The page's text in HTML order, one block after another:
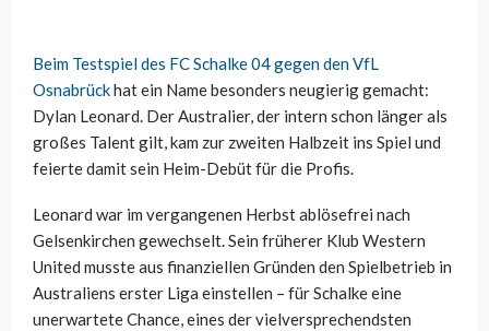
Beim Testspiel des FC Schalke 04 gegen den VfL
Osnabrückhat ein Name besonders neugierig gemacht:
Dylan Leonard. Der Australier, der intern schon länger als
großes Talent gilt, kam zur zweiten Halbzeit ins Spiel und
feierte damit sein Heim-Debüt für die Profis.
Leonard war im vergangenen Herbst ablösefrei nach
Gelsenkirchen gewechselt. Sein früherer Klub Western
United musste aus finanziellen Gründen den Spielbetrieb in
Australiens erster Liga einstellen – für Schalke eine
unerwartete Chance, eines der vielversprechendsten